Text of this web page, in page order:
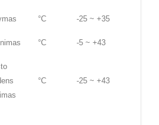
°C -25 ~ +35
°C -5 ~ +43
°C -25 ~ +43